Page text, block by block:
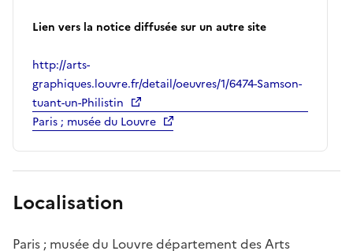
Lien vers la notice diffusée sur un autre site
http://arts-
graphiques.louvre.fr/detail/oeuvres/1/6474-Samson-
tuant-un-Philistin
Paris ; musée du Louvre
Localisation
Paris ; musée du Louvre département des Arts